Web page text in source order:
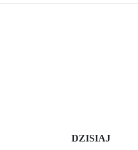
DZISIAJ